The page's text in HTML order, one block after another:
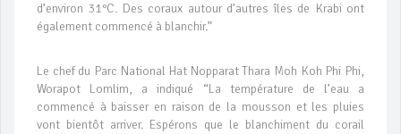
d’environ 31°C. Des coraux autour d’autres îles de Krabi ont
également commencé à blanchir.”
Le chef du Parc National Hat Nopparat Thara Moh Koh Phi Phi,
Worapot Lomlim, a indiqué “La température de l’eau a
commencé à baisser en raison de la mousson et les pluies
vont bientôt arriver. Espérons que le blanchiment du corail